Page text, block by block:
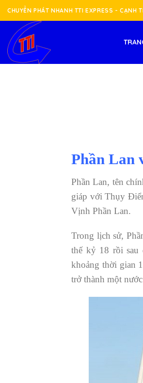
Skip
content
CHUYỂN PHÁT NHANH TTI EXPRESS -
Phần Lan
Phần Lan, tên
giáp với Thụy
Vịnh Phần Lan.
Trong lịch sử,
thế kỷ 18 rồi sau
khoảng thời gian
trở thành một